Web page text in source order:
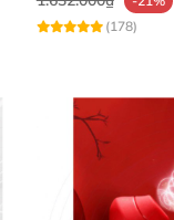
(178)